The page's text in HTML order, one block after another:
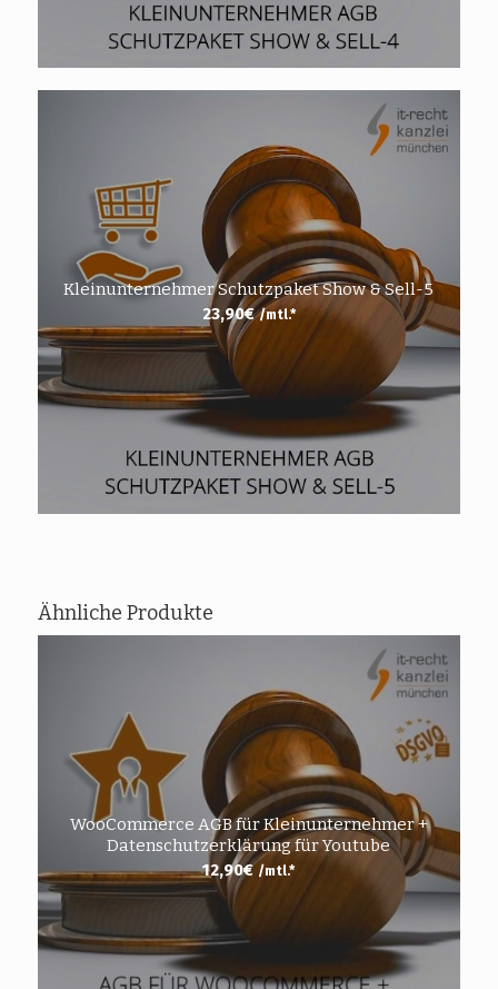
Kleinunternehmer Schutzpaket Show & Sell-5
23,90€ /mtl.*
Ähnliche Produkte
WooCommerce AGB für Kleinunternehmer +
Datenschutzerklärung für Youtube
12,90€ /mtl.*